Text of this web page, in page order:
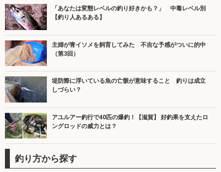
「あなたは変態レベルの釣り好きかも？」 中毒レベル別
【釣り人あるある】
主婦が青イソメを飼育してみた 不吉な予感がついに的中
（第3回）
堤防際に浮いている魚の亡骸が意味すること 釣りは成立
しづらい？
アユルアー釣行で40匹の爆釣！【滋賀】 好釣果を支えたロ
ングロッドの威力とは？
釣り方から探す